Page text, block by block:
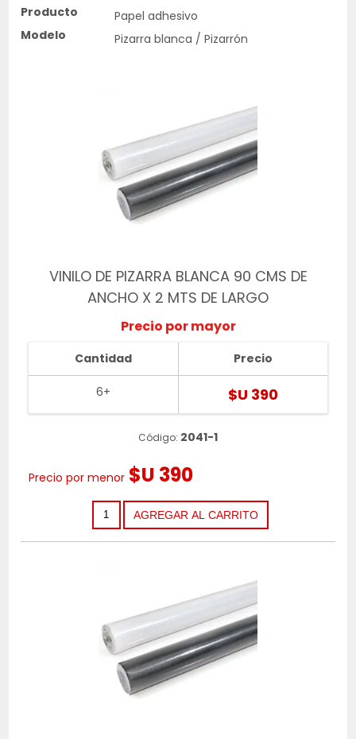
Producto
Papel adhesivo
Modelo
Pizarra blanca / Pizarrón
VINILO DE PIZARRA BLANCA 90 CMS DE
ANCHO X 2 MTS DE LARGO
Precio por mayor
Cantidad
6+
Precio
$U 390
Código: 2041-1
Precio por menor $U 390